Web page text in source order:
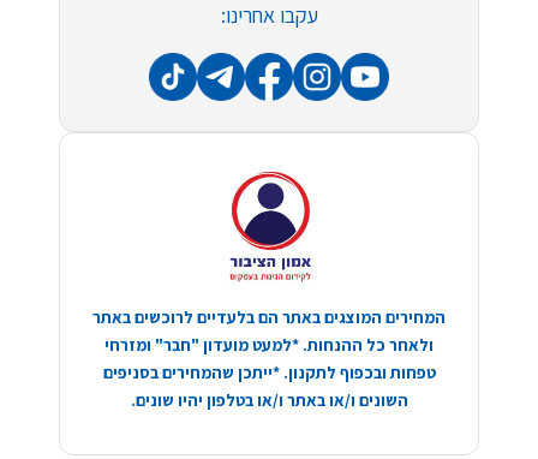
עקבו אחרינו:
המחירים המוצגים באתר הם בלעדיים לרוכשים באתר
ולאחר כל ההנחות. *למעט מועדון "חבר" ומזרחי
טפחות ובכפוף לתקנון. *ייתכן שהמחירים בסניפים
השונים ו/או באתר ו/או בטלפון יהיו שונים.